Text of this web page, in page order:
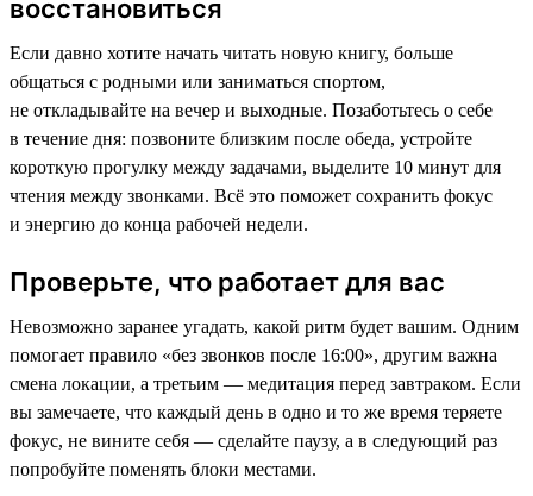
восстановиться
Если давно хотите начать читать новую книгу, больше
общаться с родными или заниматься спортом,
не откладывайте на вечер и выходные. Позаботьтесь о себе
в течение дня: позвоните близким после обеда, устройте
короткую прогулку между задачами, выделите 10 минут для
чтения между звонками. Всё это поможет сохранить фокус
и энергию до конца рабочей недели.
Проверьте, что работает для вас
Невозможно заранее угадать, какой ритм будет вашим. Одним
помогает правило «без звонков после 16:00», другим важна
смена локации, а третьим — медитация перед завтраком. Если
вы замечаете, что каждый день в одно и то же время теряете
фокус, не вините себя — сделайте паузу, а в следующий раз
попробуйте поменять блоки местами.